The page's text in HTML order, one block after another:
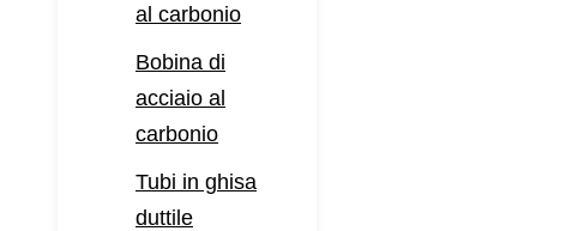
al carbonio
Bobina di
acciaio al
carbonio
Tubi in ghisa
duttile